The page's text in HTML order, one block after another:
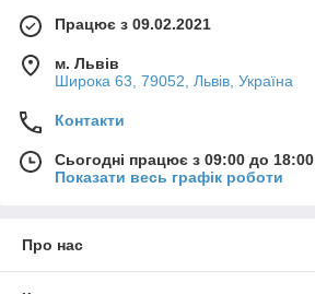
Працює з 09.02.2021
м. Львів
Широка 63, 79052, Львів, Україна
Контакти
Сьогодні працює з 09:00 до 18:00
Показати весь графік роботи
Про нас